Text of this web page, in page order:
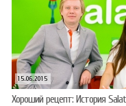
15.06.2015
Хороший рецепт: История